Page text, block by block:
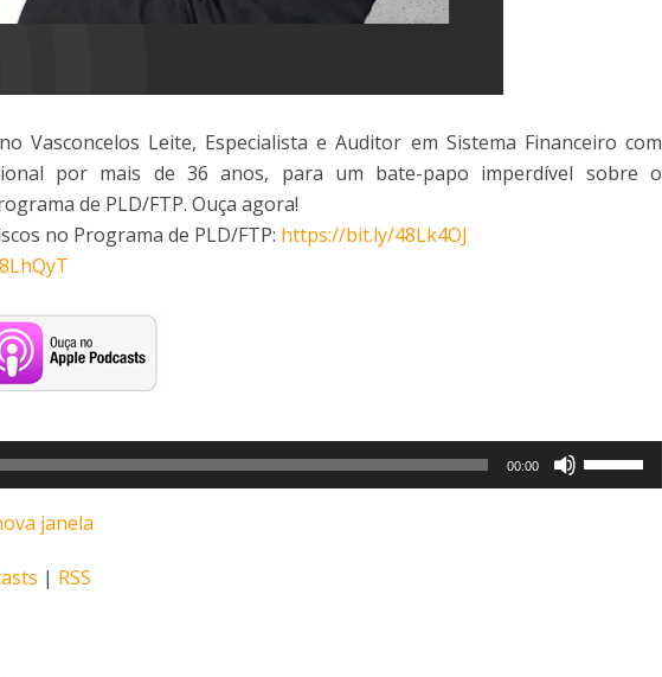
Vasconcelos Leite, Especialista e Auditor em Sistema Financeiro com
por mais de 36 anos, para um bate-papo imperdível sobre o
de PLD/FTP. Ouça agora!
no Programa de PLD/FTP: https://bit.ly/48Lk4OJ
00:00
as
janela
| RSS